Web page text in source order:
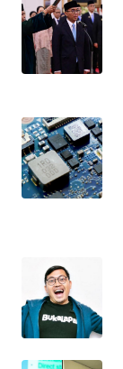
WN
TAPANULI
TENGAH
SERDANG
WN
TEBING
TINGGI
PAKPAK
WN
KARAWANG